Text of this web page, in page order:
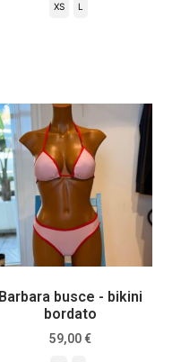
XS L
Barbara busce - bikini
bordato
59,00 €